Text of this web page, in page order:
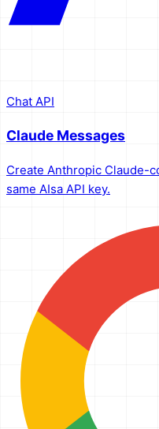
Chat API
Claude Messages
Create Anthropic Claude-
same AIsa API key.